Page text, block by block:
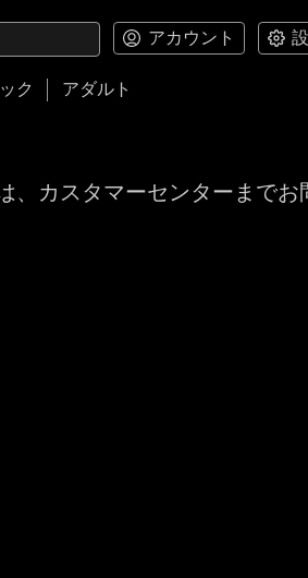
アカウント
ク アダルト
、カスタマーセンターまでお